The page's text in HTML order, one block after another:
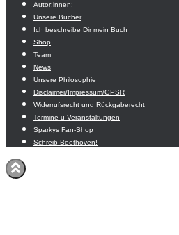
Autor:innen:
Unsere Bücher
Ich beschreibe Dir mein Buch
Shop
Team
News
Unsere Philosophie
Disclaimer/Impressum/GPSR
Widerrufsrecht und Rückgaberecht
Termine u Veranstaltungen
Sparkys Fan-Shop
Schreib Beethoven!